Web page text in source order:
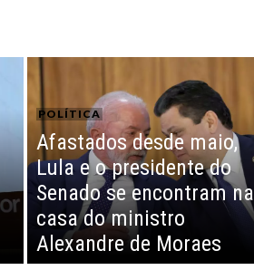
POLÍTICA
Afastados desde maio,
Lula e o presidente do
Senado se encontram na
casa do ministro
Alexandre de Moraes